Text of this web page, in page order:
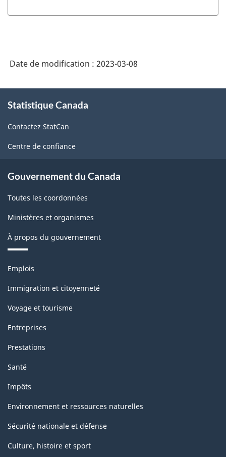
Date de modification : 2023-03-08
propos
ce
site
Statistique Canada
Contactez StatCan
Centre de confiance
Gouvernement du Canada
Toutes les coordonnées
Ministères et organismes
À propos du gouvernement
Thèmes
sujets
Emplois
Immigration et citoyenneté
Voyage et tourisme
Entreprises
Prestations
Santé
Impôts
Environnement et ressources naturelles
Sécurité nationale et défense
Culture, histoire et sport